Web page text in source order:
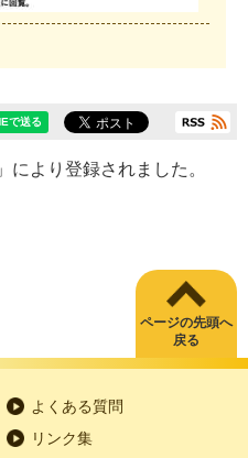
」により登録されました。
ページの先頭へ
戻る
よくある質問
リンク集